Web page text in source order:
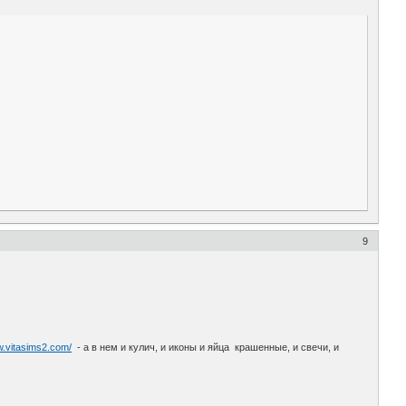
9
- а в нем и кулич, и иконы и яйца крашенные, и свечи, и